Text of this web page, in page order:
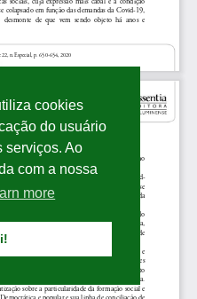
cookies
do usuário
serviços. Ao
com a nossa
more